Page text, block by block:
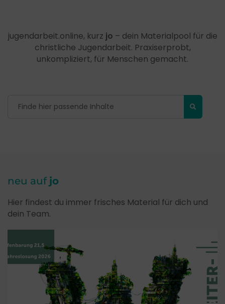
jugendarbeit.online, kurz jo – dein Materialpool für die
christliche Jugendarbeit. Praxiserprobt,
unkompliziert, für Menschen gemacht.
neu auf jo
Hier findest du immer frisches Material für dich und
dein Team.